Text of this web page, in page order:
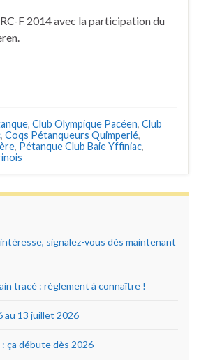
F 2014 avec la participation du
, Club Olympique Pacéen, Club
, Coqs Pétanqueurs Quimperlé,
, Pétanque Club Baie Yffiniac,
signalez-vous dès maintenant
tracé : règlement à connaître !
13 juillet 2026
ça débute dès 2026